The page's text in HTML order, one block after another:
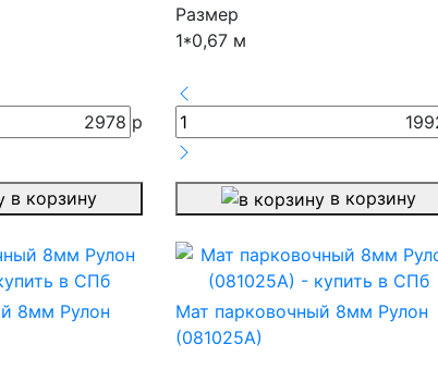
2978 р
в корзину
Размер
1*0,67 м
в корзину
8мм Рулон
Мат парковочный 8мм Рулон
(081025А)